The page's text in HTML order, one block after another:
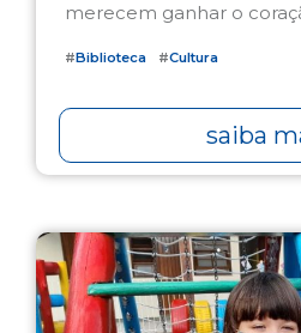
merecem ganhar o
#Biblioteca #Cultura
saiba